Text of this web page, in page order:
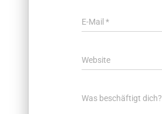
E-Mail *
Website
Was beschäftigt dich?